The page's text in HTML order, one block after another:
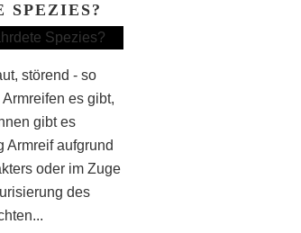
SPEZIES?
störend - so
es gibt,
gibt es
Armreif aufgrund
oder im Zuge
des